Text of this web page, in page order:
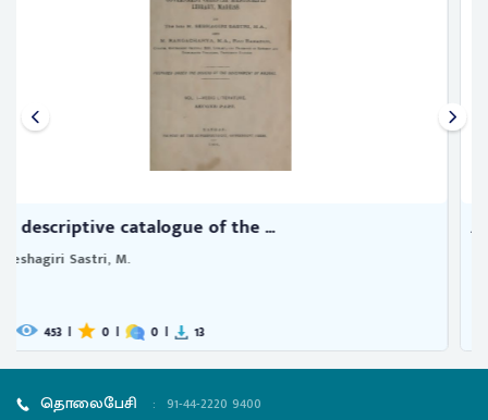
A descriptive catalogue of the ...
Seshagiri Sastri, M.
471 | 0 | 0 |
தொலைபேசி : 91-44-2220 9400